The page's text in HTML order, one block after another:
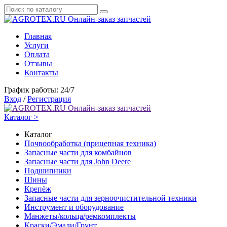
Онлайн-заказ запчастей
Главная
Услуги
Оплата
Отзывы
Контакты
График работы: 24/7
Вход / Регистрация
Онлайн-заказ запчастей
Каталог >
Каталог
Почвообработка (прицепная техника)
Запасные части для комбайнов
Запасные части для John Deere
Подшипники
Шины
Крепёж
Запасные части для зерноочистительной техники
Инструмент и оборудование
Манжеты/кольца/ремкомплекты
Краски/Эмали/Грунт